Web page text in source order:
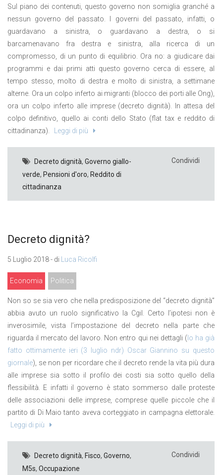
Sul piano dei contenuti, questo governo non somiglia granché a
nessun governo del passato. I governi del passato, infatti, o
guardavano a sinistra, o guardavano a destra, o si
barcamenavano fra destra e sinistra, alla ricerca di un
compromesso, di un punto di equilibrio. Ora no: a giudicare dai
programmi e dai primi atti questo governo cerca di essere, al
tempo stesso, molto di destra e molto di sinistra, a settimane
alterne. Ora un colpo inferto ai migranti (blocco dei porti alle Ong),
ora un colpo inferto alle imprese (decreto dignità). In attesa del
colpo definitivo, quello ai conti dello Stato (flat tax e reddito di
cittadinanza).
Leggi di più
Decreto dignità, Governo giallo-
verde, Pensioni d'oro, Reddito di
cittadinanza
Condividi
Decreto dignità?
5 Luglio 2018 - di Luca Ricolfi
Economia Politica
Non so se sia vero che nella predisposizione del “decreto dignità”
abbia avuto un ruolo significativo la Cgil. Certo l’ipotesi non è
inverosimile, vista l’impostazione del decreto nella parte che
riguarda il mercato del lavoro. Non entro qui nei dettagli ( lo ha già
fatto ottimamente ieri (3 luglio ndr) Oscar Giannino su questo
giornale), se non per ricordare che il decreto rende la vita più dura
alle imprese sia sotto il profilo dei costi sia sotto quello della
flessibilità. E infatti il governo è stato sommerso dalle proteste
delle associazioni delle imprese, comprese quelle piccole che il
partito di Di Maio tanto aveva corteggiato in campagna elettorale.
Leggi di più
Decreto dignità, Fisco, Governo,
M5s, Occupazione
Condividi